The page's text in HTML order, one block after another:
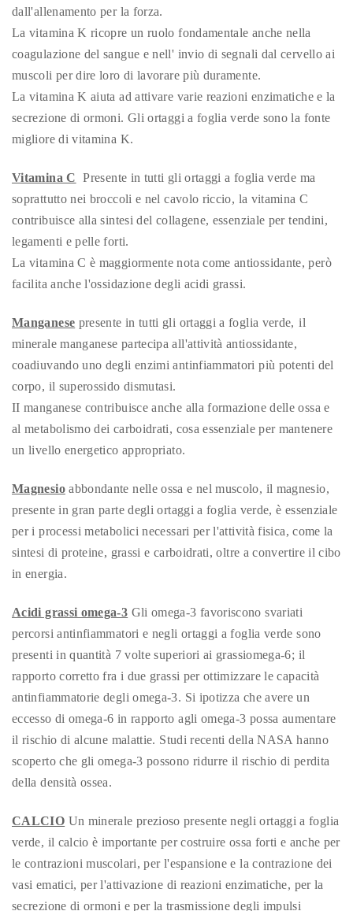
dall'allenamento per la forza.
La vitamina K ricopre un ruolo fondamentale anche nella
coagulazione del sangue e nell' invio di segnali dal cervello ai
muscoli per dire loro di lavorare più duramente.
La vitamina K aiuta ad attivare varie reazioni enzimatiche e la
secrezione di ormoni. Gli ortaggi a foglia verde sono la fonte
migliore di vitamina K.
Vitamina C
Presente in tutti gli ortaggi a foglia verde ma
soprattutto nei broccoli e nel cavolo riccio, la vitamina C
contribuisce alla sintesi del collagene, essenziale per tendini,
legamenti e pelle forti.
La vitamina C è maggiormente nota come antiossidante, però
facilita anche l'ossidazione degli acidi grassi.
Manganese presente in tutti gli ortaggi a foglia verde, il
minerale manganese partecipa all'attività antiossidante,
coadiuvando uno degli enzimi antinfiammatori più potenti del
corpo, il superossido dismutasi.
II manganese contribuisce anche alla formazione delle ossa e
al metabolismo dei carboidrati, cosa essenziale per mantenere
un livello energetico appropriato.
Magnesioabbondante nelle ossa e nel muscolo, il magnesio,
presente in gran parte degli ortaggi a foglia verde, è essenziale
per i processi metabolici necessari per l'attività fisica, come la
sintesi di proteine, grassi e carboidrati, oltre a convertire il cibo
in energia.
Acidi grassi omega-3 Gli omega-3 favoriscono svariati
percorsi antinfiammatori e negli ortaggi a foglia verde sono
presenti in quantità 7 volte superiori ai grassiomega-6; il
rapporto corretto fra i due grassi per ottimizzare le capacità
antinfiammatorie degli omega-3. Si ipotizza che avere un
eccesso di omega-6 in rapporto agli omega-3 possa aumentare
il rischio di alcune malattie. Studi recenti della NASA hanno
scoperto che gli omega-3 possono ridurre il rischio di perdita
della densità ossea.
CALCIO Un minerale prezioso presente negli ortaggi a foglia
verde, il calcio è importante per costruire ossa forti e anche per
le contrazioni muscolari, per l'espansione e la contrazione dei
vasi ematici, per l'attivazione di reazioni enzimatiche, per la
secrezione di ormoni e per la trasmissione degli impulsi